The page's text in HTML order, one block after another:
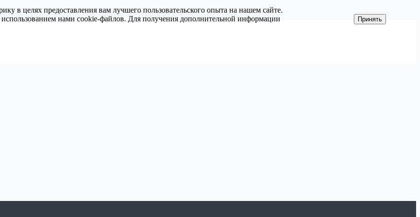
в целях предоставления вам лучшего пользовательского опыта на нашем сайте.
нами cookie-файлов. Для получения дополнительной информации
Принять